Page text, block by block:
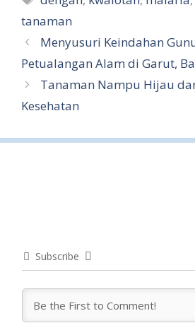
tanaman
Menyusuri Keindahan
Petualangan Alam di Garut,
Tanaman Nampu Hijau
Kesehatan
Subscribe